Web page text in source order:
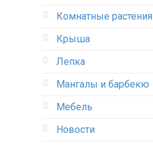
Комнатные растения
Крыша
Лепка
Мангалы и барбекю
Мебель
Новости